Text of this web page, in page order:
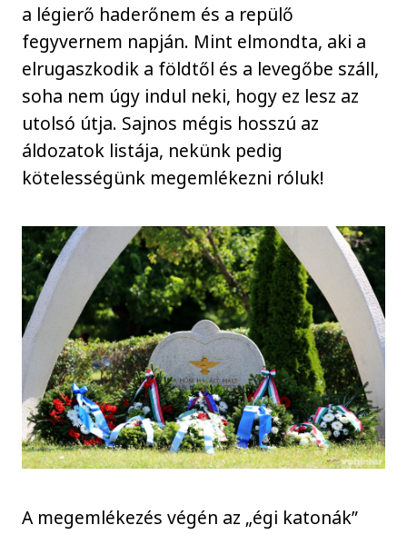
a légierő haderőnem és a repülő
fegyvernem napján. Mint elmondta, aki a
elrugaszkodik a földtől és a levegőbe száll,
soha nem úgy indul neki, hogy ez lesz az
utolsó útja. Sajnos mégis hosszú az
áldozatok listája, nekünk pedig
kötelességünk megemlékezni róluk!
A megemlékezés végén az „égi katonák”